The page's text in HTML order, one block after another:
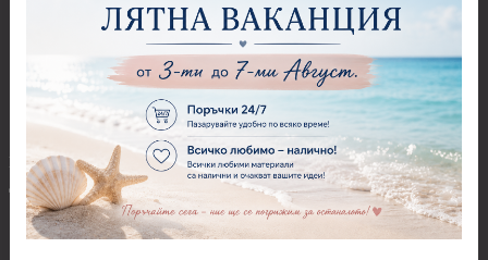
Молдове и шаблони
Самосъхнеща глина
Полимерна Глина
Приложни техники и
Декупаж
Декупажна хартия
Перфоратори 2,50 см
Перфоратори над 2,50 см
Бордюрни пънчове
Ъглови перфоратори
Перфоратори Основни
Фигури - кръгове, овали
Перфоратори - Сърца и
звезди